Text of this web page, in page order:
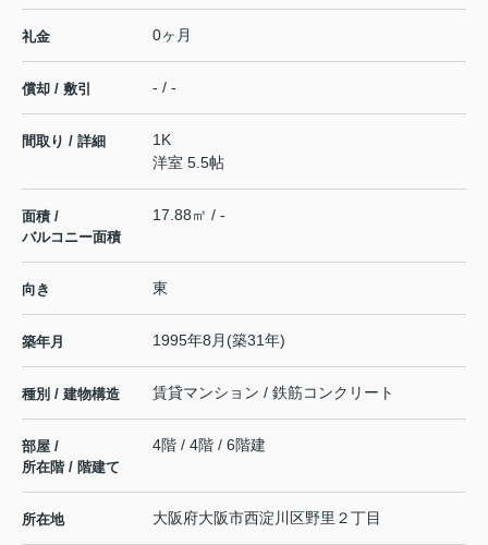
礼金 0ヶ月
償却 / 敷引 - / -
間取り / 詳細
1K
洋室 5.5帖
面積 /
バルコニー面積
17.88㎡ / -
向き 東
築年月 1995年8月(築31年)
種別 / 建物構造 賃貸マンション / 鉄筋コンクリート
部屋 /
所在階 / 階建て
4階 / 4階 / 6階建
所在地 大阪府大阪市西淀川区野里 ２丁目